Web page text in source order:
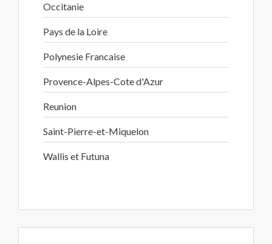
Occitanie
Pays de la Loire
Polynesie Francaise
Provence-Alpes-Cote d'Azur
Reunion
Saint-Pierre-et-Miquelon
Wallis et Futuna